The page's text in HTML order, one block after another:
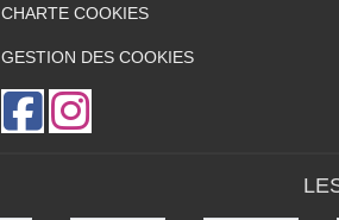
CHARTE COOKIES
GESTION DES COOKIES